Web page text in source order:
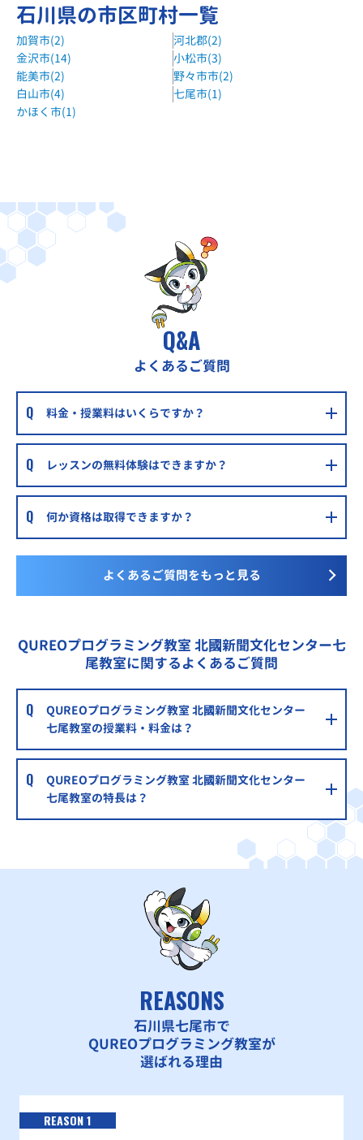
石川県の市区町村一覧
加賀市(2)
河北郡(2)
金沢市(14)
小松市(3)
能美市(2)
野々市市(2)
白山市(4)
七尾市(1)
かほく市(1)
Q&A
よくあるご質問
料金・授業料はいくらですか？
レッスンの無料体験はできますか？
何か資格は取得できますか？
よくあるご質問をもっと見る
QUREOプログラミング教室 北國新聞文化センター七
尾教室に関するよくあるご質問
QUREOプログラミング教室 北國新聞文化センター
七尾教室の授業料・料金は？
QUREOプログラミング教室 北國新聞文化センター
七尾教室の特長は？
REASONS
石川県七尾市で
QUREOプログラミング教室が
選ばれる理由
REASON 1